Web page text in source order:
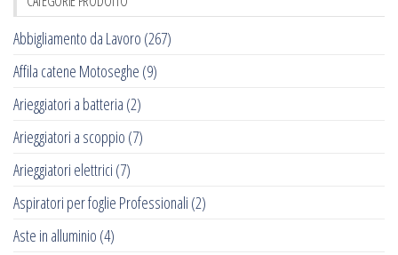
Abbigliamento da Lavoro (267)
Affila catene Motoseghe (9)
Arieggiatori a batteria (2)
Arieggiatori a scoppio (7)
Arieggiatori elettrici (7)
Aspiratori per foglie Professionali (2)
Aste in alluminio (4)